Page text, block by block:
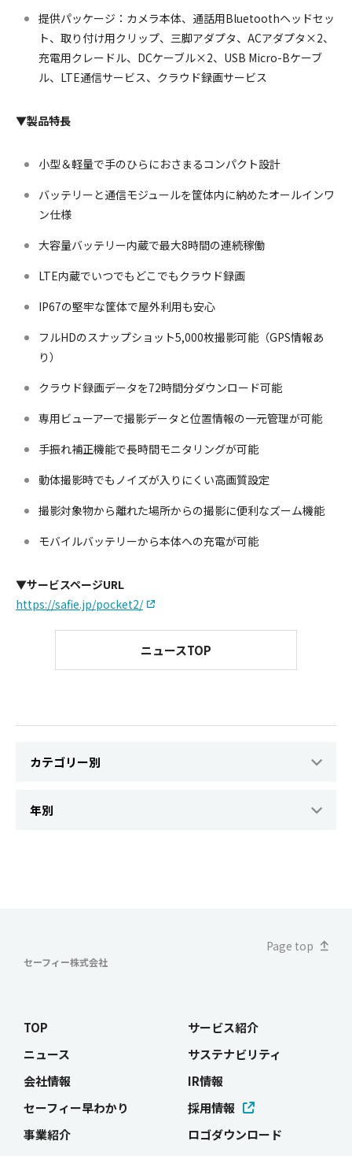
提供パッケージ：カメラ本体、通話用Bluetoothヘッドセッ
ト、取り付け用クリップ、三脚アダプタ、ACアダプタ×2、
充電用クレードル、DCケーブル×2、USB Micro-Bケーブ
ル、LTE通信サービス、クラウド録画サービス
▼製品特長
小型＆軽量で手のひらにおさまるコンパクト設計
バッテリーと通信モジュールを筐体内に納めたオールインワ
ン仕様
大容量バッテリー内蔵で最大8時間の連続稼働
LTE内蔵でいつでもどこでもクラウド録画
IP67の堅牢な筐体で屋外利用も安心
フルHDのスナップショット5,000枚撮影可能（GPS情報あ
り）
クラウド録画データを72時間分ダウンロード可能
専用ビューアーで撮影データと位置情報の一元管理が可能
手振れ補正機能で長時間モニタリングが可能
動体撮影時でもノイズが入りにくい高画質設定
撮影対象物から離れた場所からの撮影に便利なズーム機能
モバイルバッテリーから本体への充電が可能
▼サービスページURL
https://safie.jp/pocket2/
ニュースTOP
セーフィー株式会社
Page top
TOP
ニュース
会社情報
セーフィー早わかり
事業紹介
サービス紹介
サステナビリティ
IR情報
採用情報
ロゴダウンロード